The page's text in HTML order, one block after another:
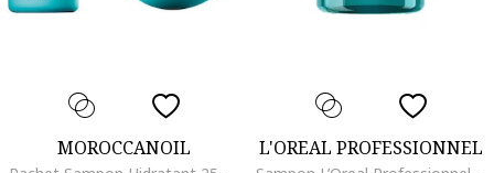
MOROCCANOIL L'OREAL PROFESSIONNEL